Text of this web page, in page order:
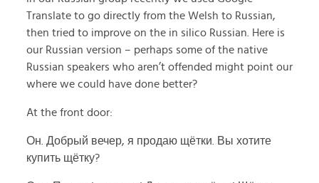
Translate to go directly from the Welsh to Russian,
then tried to improve on the in silico Russian. Here is
our Russian version – perhaps some of the native
Russian speakers who aren’t offended might point our
where we could have done better?
At the front door:
Он. Добрый вечер, я продаю щётки. Вы хотите
купить щётку?